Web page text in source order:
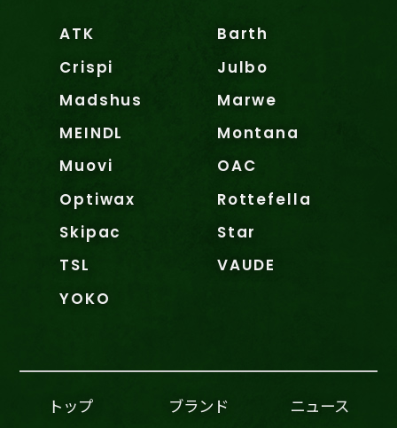
ATK
Barth
Crispi
Julbo
Madshus
Marwe
MEINDL
Montana
Muovi
OAC
Optiwax
Rottefella
Skipac
Star
TSL
VAUDE
YOKO
トップ ブランド ニュース